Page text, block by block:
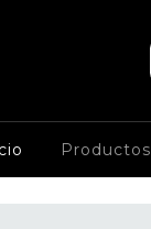
Productos